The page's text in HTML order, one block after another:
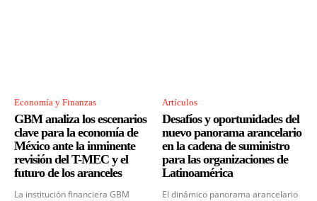
Economía y Finanzas
GBM analiza los escenarios
clave para la economía de
México ante la inminente
revisión del T-MEC y el
futuro de los aranceles
La institución financiera GBM
Artículos
Desafíos y oportunidades del
nuevo panorama arancelario
en la cadena de suministro
para las organizaciones de
Latinoamérica
El dinámico panorama arancelario